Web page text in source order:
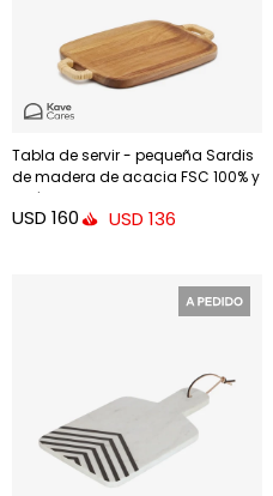
Tabla de servir - pequeña Sardis
de madera de acacia FSC 100% y
ratán
USD 160 USD 136